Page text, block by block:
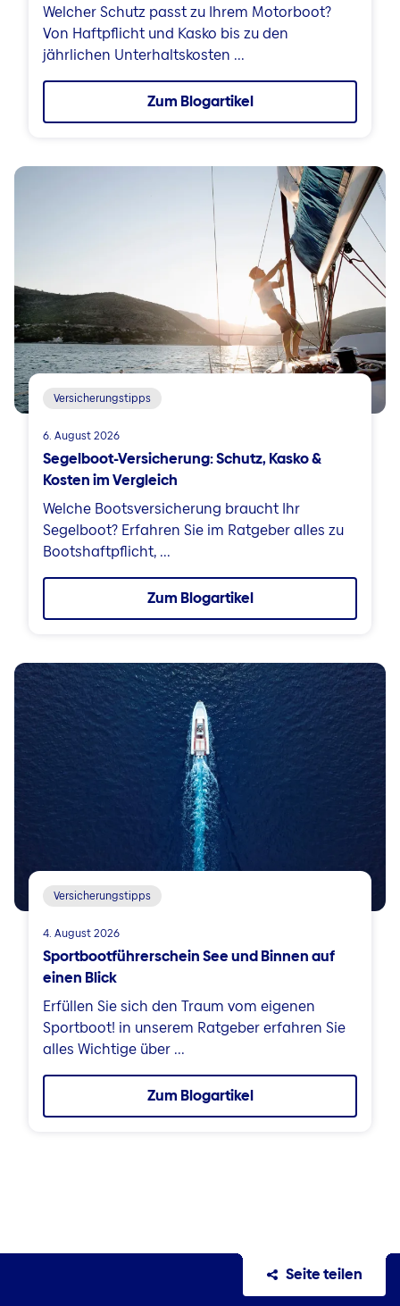
Welcher Schutz passt zu Ihrem Motorboot?
Von Haftpflicht und Kasko bis zu den
jährlichen Unterhaltskosten ...
Zum Blogartikel
Versicherungstipps
6. August 2026
Segelboot-Versicherung: Schutz, Kasko &
Kosten im Vergleich
Welche Bootsversicherung braucht Ihr
Segelboot? Erfahren Sie im Ratgeber alles zu
Bootshaftpflicht, ...
Zum Blogartikel
Versicherungstipps
4. August 2026
Sportbootführerschein See und Binnen auf
einen Blick
Erfüllen Sie sich den Traum vom eigenen
Sportboot! in unserem Ratgeber erfahren Sie
alles Wichtige über ...
Zum Blogartikel
Seite teilen